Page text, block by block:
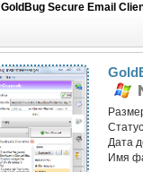
GoldBug Secure Email
Дата
Имя